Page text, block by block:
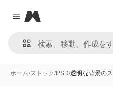
Close menu
Magnific
ホーム/ストック/PSD/透明な背景の